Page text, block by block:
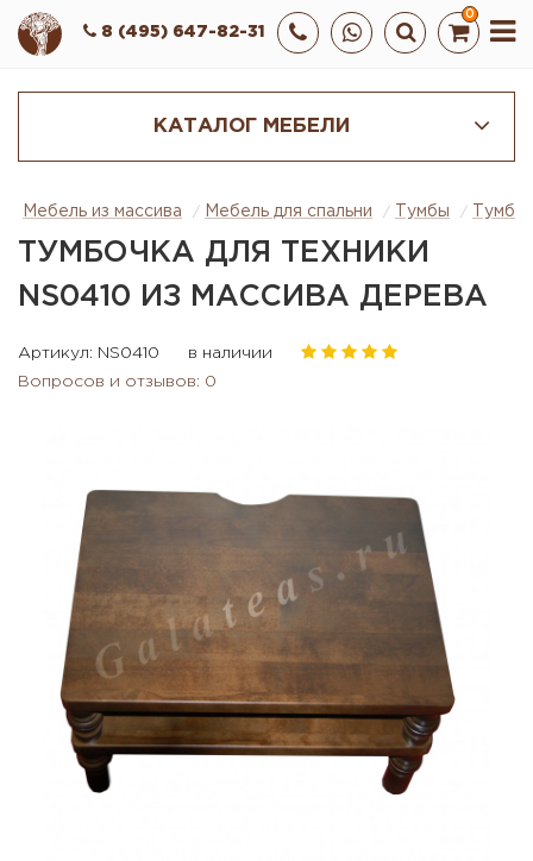
0
8 (495) 647-82-31
КАТАЛОГ МЕБЕЛИ
Мебель из массива Мебель для спальни Тумбы
ТУМБОЧКА ДЛЯ ТЕХНИКИ
NS0410 ИЗ МАССИВА ДЕРЕВА
Артикул: NS0410
в наличии
Вопросов и отзывов: 0